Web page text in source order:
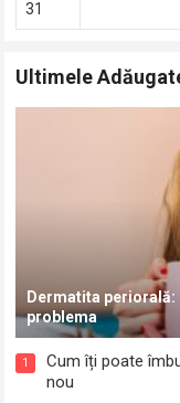
31
Ultimele
Dermatita
problema
1
Cum îți poate
nou